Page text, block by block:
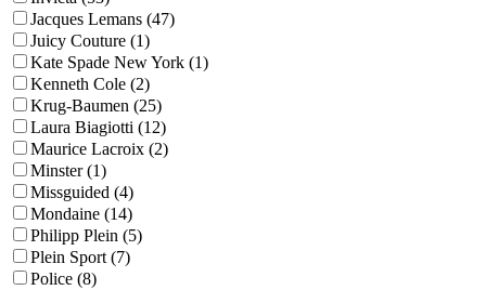
Jacques Lemans (47)
Juicy Couture (1)
Kate Spade New York (1)
Kenneth Cole (2)
Krug-Baumen (25)
Laura Biagiotti (12)
Maurice Lacroix (2)
Minster (1)
Missguided (4)
Mondaine (14)
Philipp Plein (5)
Plein Sport (7)
Police (8)